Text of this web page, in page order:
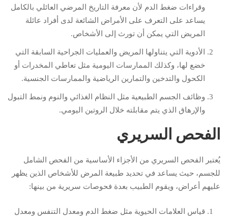
وقراءات ضغط الدم لأن معرفة التاريخ المرضي العائلي بالكامل
يساعد على التعرف على الأمراض الشائعة لدى أفراد عائلة
المريض التي يمكن أن تورث إلى الأشخاص.
الأدوية التي يتناولها المريض والعمليات الجراحية السابقة التي
خضع لها، وكذلك الممارسات اليومية مثل تعاطي المخدرات أو
الكحول والتدخين والتمارين الرياضية والممارسات الجنسية.
وظائف الجسم الطبيعية مثل النظام الغذائي والنوم ونمط التبول
والإرهاق الذي يتم مقابلته خلال الروتين اليومي.
الفحص السريري
يُعتبر الفحص السريري من الأجزاء الأساسية من الفحص الشامل
للجسم، حيث يساعد في تحديد طبيعة المرض للأشخاص الذين يظهر
عليهم أعراض، ويقوم الطبيب بعدة فحوصات سريرية من بينها:
قياس العلامات الحيوية مثل ضغط الدم ومعدل التنفس ومعدل